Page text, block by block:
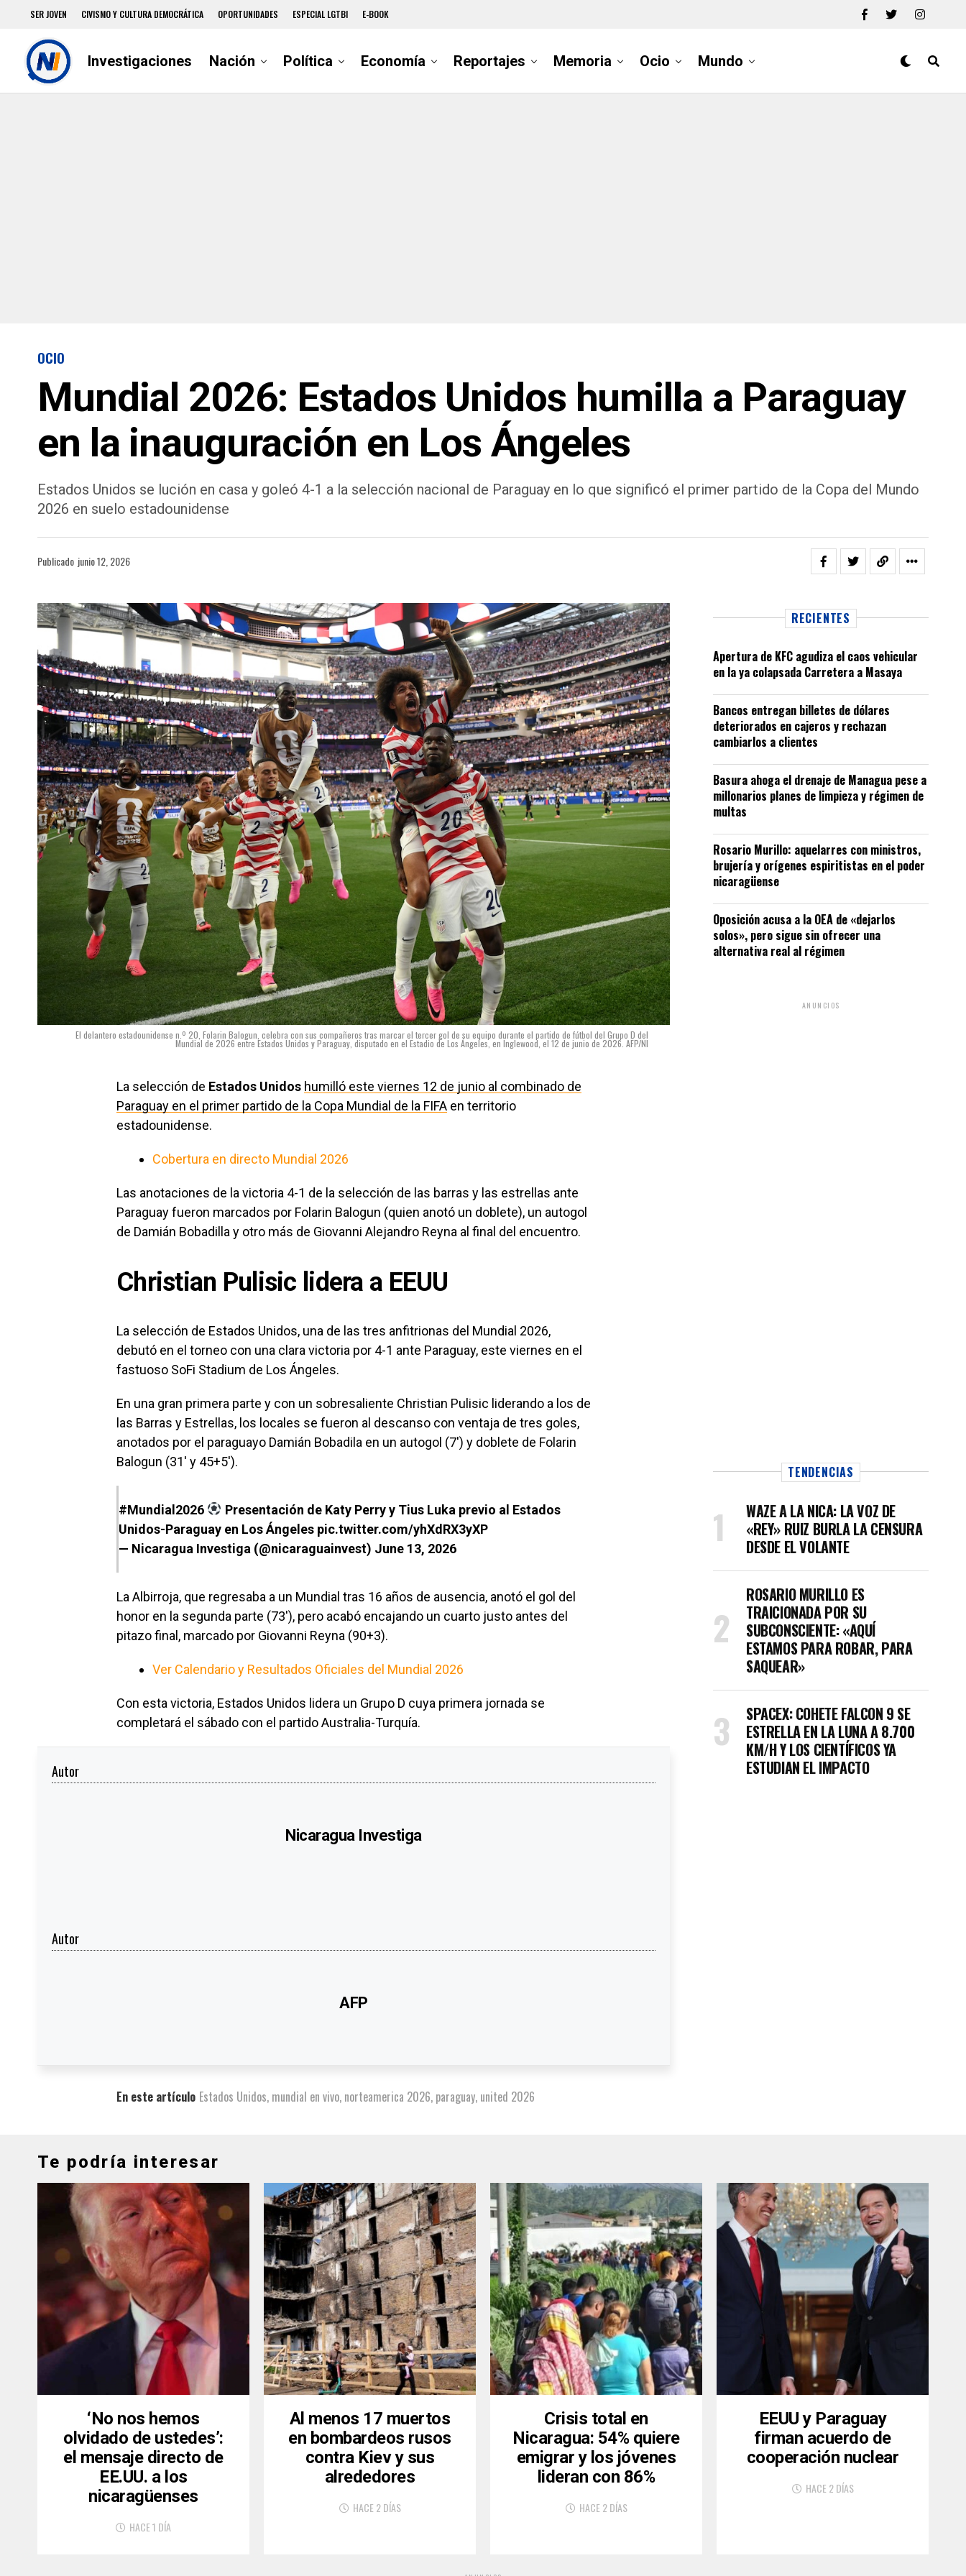
SER JOVEN CIVISMO Y CULTURA DEMOCRÁTICA OPORTUNIDADES ESPECIAL LGTBI E-BOOK
Investigaciones Nación Política Economía Reportajes Memoria Ocio Mundo
OCIO
Mundial 2026: Estados Unidos humilla a Paraguay
en la inauguración en Los Ángeles
Estados Unidos se lución en casa y goleó 4-1 a la selección nacional de Paraguay en lo que significó el primer partido de la Copa del Mundo
2026 en suelo estadounidense
Publicado junio 12, 2026
El delantero estadounidense n.º 20, Folarin Balogun, celebra con sus compañeros tras marcar el tercer gol de su equipo durante el partido de fútbol del Grupo D del
Mundial de 2026 entre Estados Unidos y Paraguay, disputado en el Estadio de Los Ángeles, en Inglewood, el 12 de junio de 2026. AFP/NI
La selección de Estados Unidos humilló este viernes 12 de junio al combinado de
Paraguay en el primer partido de la Copa Mundial de la FIFA en territorio
estadounidense.
Cobertura en directo Mundial 2026
Las anotaciones de la victoria 4-1 de la selección de las barras y las estrellas ante
Paraguay fueron marcados por Folarin Balogun (quien anotó un doblete), un autogol
de Damián Bobadilla y otro más de Giovanni Alejandro Reyna al final del encuentro.
Christian Pulisic lidera a EEUU
La selección de Estados Unidos, una de las tres anfitrionas del Mundial 2026,
debutó en el torneo con una clara victoria por 4-1 ante Paraguay, este viernes en el
fastuoso SoFi Stadium de Los Ángeles.
En una gran primera parte y con un sobresaliente Christian Pulisic liderando a los de
las Barras y Estrellas, los locales se fueron al descanso con ventaja de tres goles,
anotados por el paraguayo Damián Bobadila en un autogol (7′) y doblete de Folarin
Balogun (31′ y 45+5′).
#Mundial2026
Presentación de Katy Perry y Tius Luka previo al Estados
Unidos-Paraguay en Los Ángeles pic.twitter.com/yhXdRX3yXP
— Nicaragua Investiga (@nicaraguainvest) June 13, 2026
La Albirroja, que regresaba a un Mundial tras 16 años de ausencia, anotó el gol del
honor en la segunda parte (73′), pero acabó encajando un cuarto justo antes del
pitazo final, marcado por Giovanni Reyna (90+3).
Ver Calendario y Resultados Oficiales del Mundial 2026
Con esta victoria, Estados Unidos lidera un Grupo D cuya primera jornada se
completará el sábado con el partido Australia-Turquía.
Autor
Nicaragua Investiga
Autor
AFP
En este artículo Estados Unidos, mundial en vivo, norteamerica 2026, paraguay, united 2026
RECIENTES
Apertura de KFC agudiza el caos vehicular
en la ya colapsada Carretera a Masaya
Bancos entregan billetes de dólares
deteriorados en cajeros y rechazan
cambiarlos a clientes
Basura ahoga el drenaje de Managua pese a
millonarios planes de limpieza y régimen de
multas
Rosario Murillo: aquelarres con ministros,
brujería y orígenes espiritistas en el poder
nicaragüense
Oposición acusa a la OEA de «dejarlos
solos», pero sigue sin ofrecer una
alternativa real al régimen
ANUNCIOS
TENDENCIAS
WAZE A LA NICA: LA VOZ DE
«REY» RUIZ BURLA LA CENSURA
DESDE EL VOLANTE
ROSARIO MURILLO ES
TRAICIONADA POR SU
SUBCONSCIENTE: «AQUÍ
ESTAMOS PARA ROBAR, PARA
SAQUEAR»
SPACEX: COHETE FALCON 9 SE
ESTRELLA EN LA LUNA A 8.700
KM/H Y LOS CIENTÍFICOS YA
ESTUDIAN EL IMPACTO
Te podría interesar
‘No nos hemos
olvidado de ustedes’:
el mensaje directo de
EE.UU. a los
nicaragüenses
HACE 1 DÍA
Al menos 17 muertos
en bombardeos rusos
contra Kiev y sus
alrededores
HACE 2 DÍAS
Crisis total en
Nicaragua: 54% quiere
emigrar y los jóvenes
lideran con 86%
HACE 2 DÍAS
EEUU y Paraguay
firman acuerdo de
cooperación nuclear
HACE 2 DÍAS